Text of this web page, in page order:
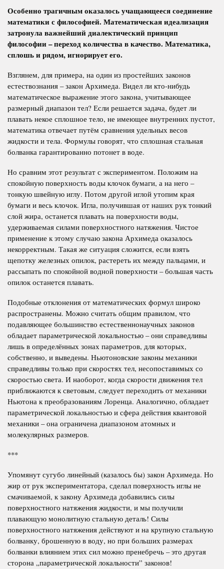
Особенно трагичным оказалось учащающееся соединение
математики с философией. Математическая идеализация
затронула важнейший диалектический принцип
философии – переход количества в качество. Математика,
сплошь и рядом, игнорирует его.
Взглянем, для примера, на один из простейших законов
естествознания – закон Архимеда. Видел ли кто-нибудь
математическое выражение этого закона, учитывающее
размерный диапазон тел? Если решается задача, будет ли
плавать некое сплошное тело, не имеющее внутренних пустот,
математика отвечает путём сравнения удельных весов
жидкости и тела. Формулы говорят, что сплошная стальная
болванка гарантированно потонет в воде.
Но сравним этот результат с экспериментом. Положим на
спокойную поверхность воды клочок бумаги, а на него –
тонкую швейную иглу. Потом другой иглой утопим края
бумаги и весь клочок. Игла, получившая от наших рук тонкий
слой жира, останется плавать на поверхности воды,
удерживаемая силами поверхностного натяжения. Чистое
применение к этому случаю закона Архимеда оказалось
некорректным. Такая же ситуация сложится, если взять
щепотку железных опилок, растереть их между пальцами, и
рассыпать по спокойной водной поверхности – большая часть
опилок останется плавать.
Подобные отклонения от математических формул широко
распространены. Можно считать общим правилом, что
подавляющее большинство естественнонаучных законов
обладает параметрической локальностью – они справедливы
лишь в определённых зонах параметров, для которых,
собственно, и выведены. Ньютоновские законы механики
справедливы только при скоростях тел, несопоставимых со
скоростью света. И наоборот, когда скорости движения тел
приближаются к световым, следует переходить от механики
Ньютона к преобразованиям Лоренца. Аналогично, обладает
параметрической локальностью и сфера действия квантовой
механики – она ограничена диапазоном атомных и
молекулярных размеров.
***
Упомянут сугубо линейный (казалось бы) закон Архимеда. Но
жир от рук экспериментатора, сделал поверхность иглы не
смачиваемой, к закону Архимеда добавились силы
поверхностного натяжения жидкости, и мы получили
плавающую монолитную стальную деталь! Силы
поверхностного натяжения действуют и на крупную стальную
болванку, брошенную в воду, но при больших размерах
болванки влиянием этих сил можно пренебречь – это другая
сторона „параметрической локальности” законов!